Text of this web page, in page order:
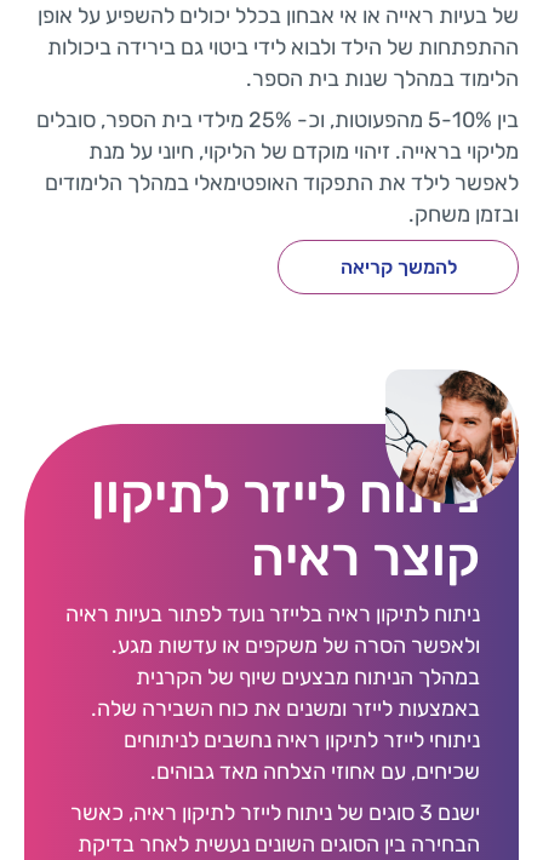
של בעיות ראייה או אי אבחון בכלל יכולים להשפיע על אופן
ההתפתחות של הילד ולבוא לידי ביטוי גם בירידה ביכולות
הלימוד במהלך שנות בית הספר.
בין 5-10% מהפעוטות, וכ- 25% מילדי בית הספר, סובלים
מליקוי בראייה. זיהוי מוקדם של הליקוי, חיוני על מנת
לאפשר לילד את התפקוד האופטימאלי במהלך הלימודים
ובזמן משחק.
להמשך קריאה
ניתוח לייזר לתיקון
קוצר ראיה
ניתוח לתיקון ראיה בלייזר נועד לפתור בעיות ראיה
ולאפשר הסרה של משקפים או עדשות מגע.
במהלך הניתוח מבצעים שיוף של הקרנית
באמצעות לייזר ומשנים את כוח השבירה שלה.
ניתוחי לייזר לתיקון ראיה נחשבים לניתוחים
שכיחים, עם אחוזי הצלחה מאד גבוהים.
ישנם 3 סוגים של ניתוח לייזר לתיקון ראיה, כאשר
הבחירה בין הסוגים השונים נעשית לאחר בדיקת